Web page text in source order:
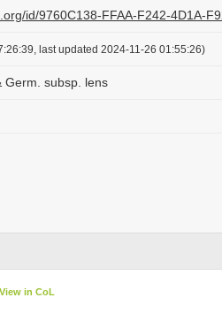
id/9760C138-FFAA-F242-4D1A-
last updated 2024-11-26 01:55:26)
Germ. subsp. lens
View in CoL